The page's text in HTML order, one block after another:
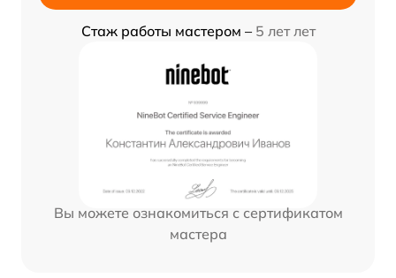
Стаж работы мастером – 5 лет лет
Вы можете ознакомиться с сертификатом
мастера